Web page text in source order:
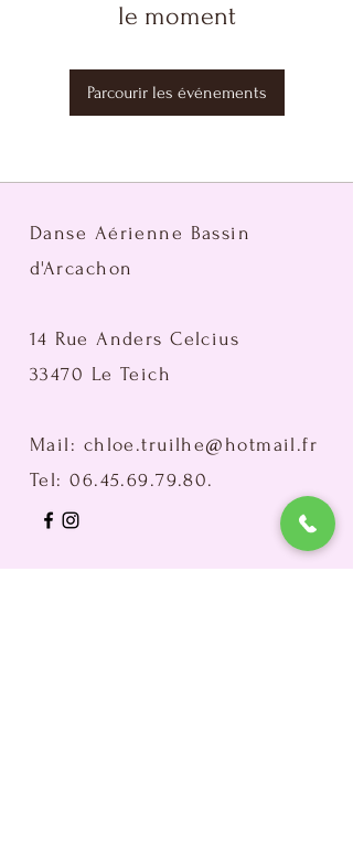
le moment
Parcourir les événements
Danse Aérienne Bassin
d'Arcachon
14 Rue Anders Celcius
33470 Le Teich
Mail: chloe.truilhe@hotmail.fr
Tel:06.45.69.79.80.